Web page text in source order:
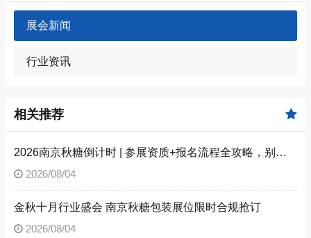
展会新闻
行业资讯
相关推荐
2026南京秋糖倒计时 | 参展资质+报名流程全攻略，别因手续不全错失良机（附材料清单）
2026/08/04
金秋十月行业盛会 南京秋糖包装展位限时合规抢订
2026/08/04